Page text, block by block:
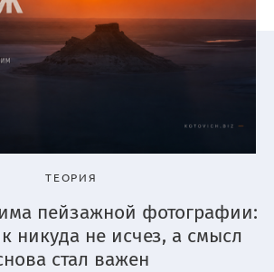
ТЕОРИЯ
пейзажной фотографии:
никуда не исчез, а смысл
стал важен